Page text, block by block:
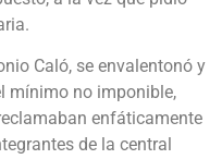
Caló, se envalentonó y
mínimo no imponible,
enfáticamente
de la central